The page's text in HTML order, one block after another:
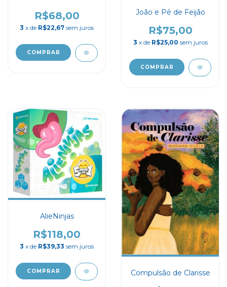
R$68,00
3 x de R$22,67 sem juros
João e Pé de Feijão
R$75,00
3 x de R$25,00 sem juros
AlieNinjas
R$118,00
3 x de R$39,33 sem juros
Compulsão de Clarisse